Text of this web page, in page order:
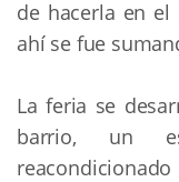
de hacerla en
ahí se fue
La feria se
barrio, un